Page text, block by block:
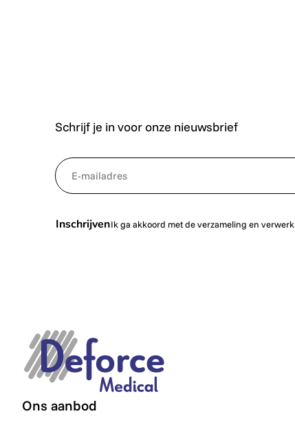
Schrijf je in voor onze nieuwsbrief
NewsletterEmail
InschrijvenIk ga akkoord met de verzameling en
Ons aanbod